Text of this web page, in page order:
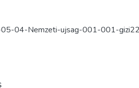
04-Nemzeti-ujsag-001-001-